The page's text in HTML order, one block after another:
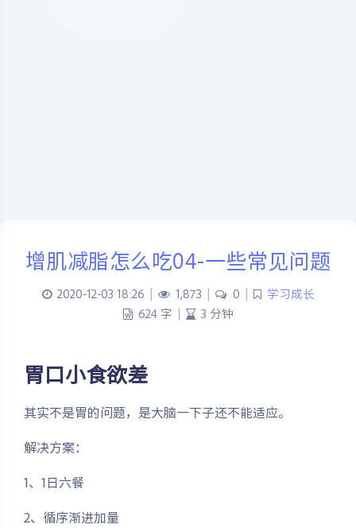
增肌减脂怎么吃04-一些常见问题
2020-12-03 18:26 | 1,873 | 0 |
学习成长
624 字 | 3 分钟
胃口小食欲差
其实不是胃的问题，是大脑一下子还不能适应。
解决方案：
1、1日六餐
2、循序渐进加量